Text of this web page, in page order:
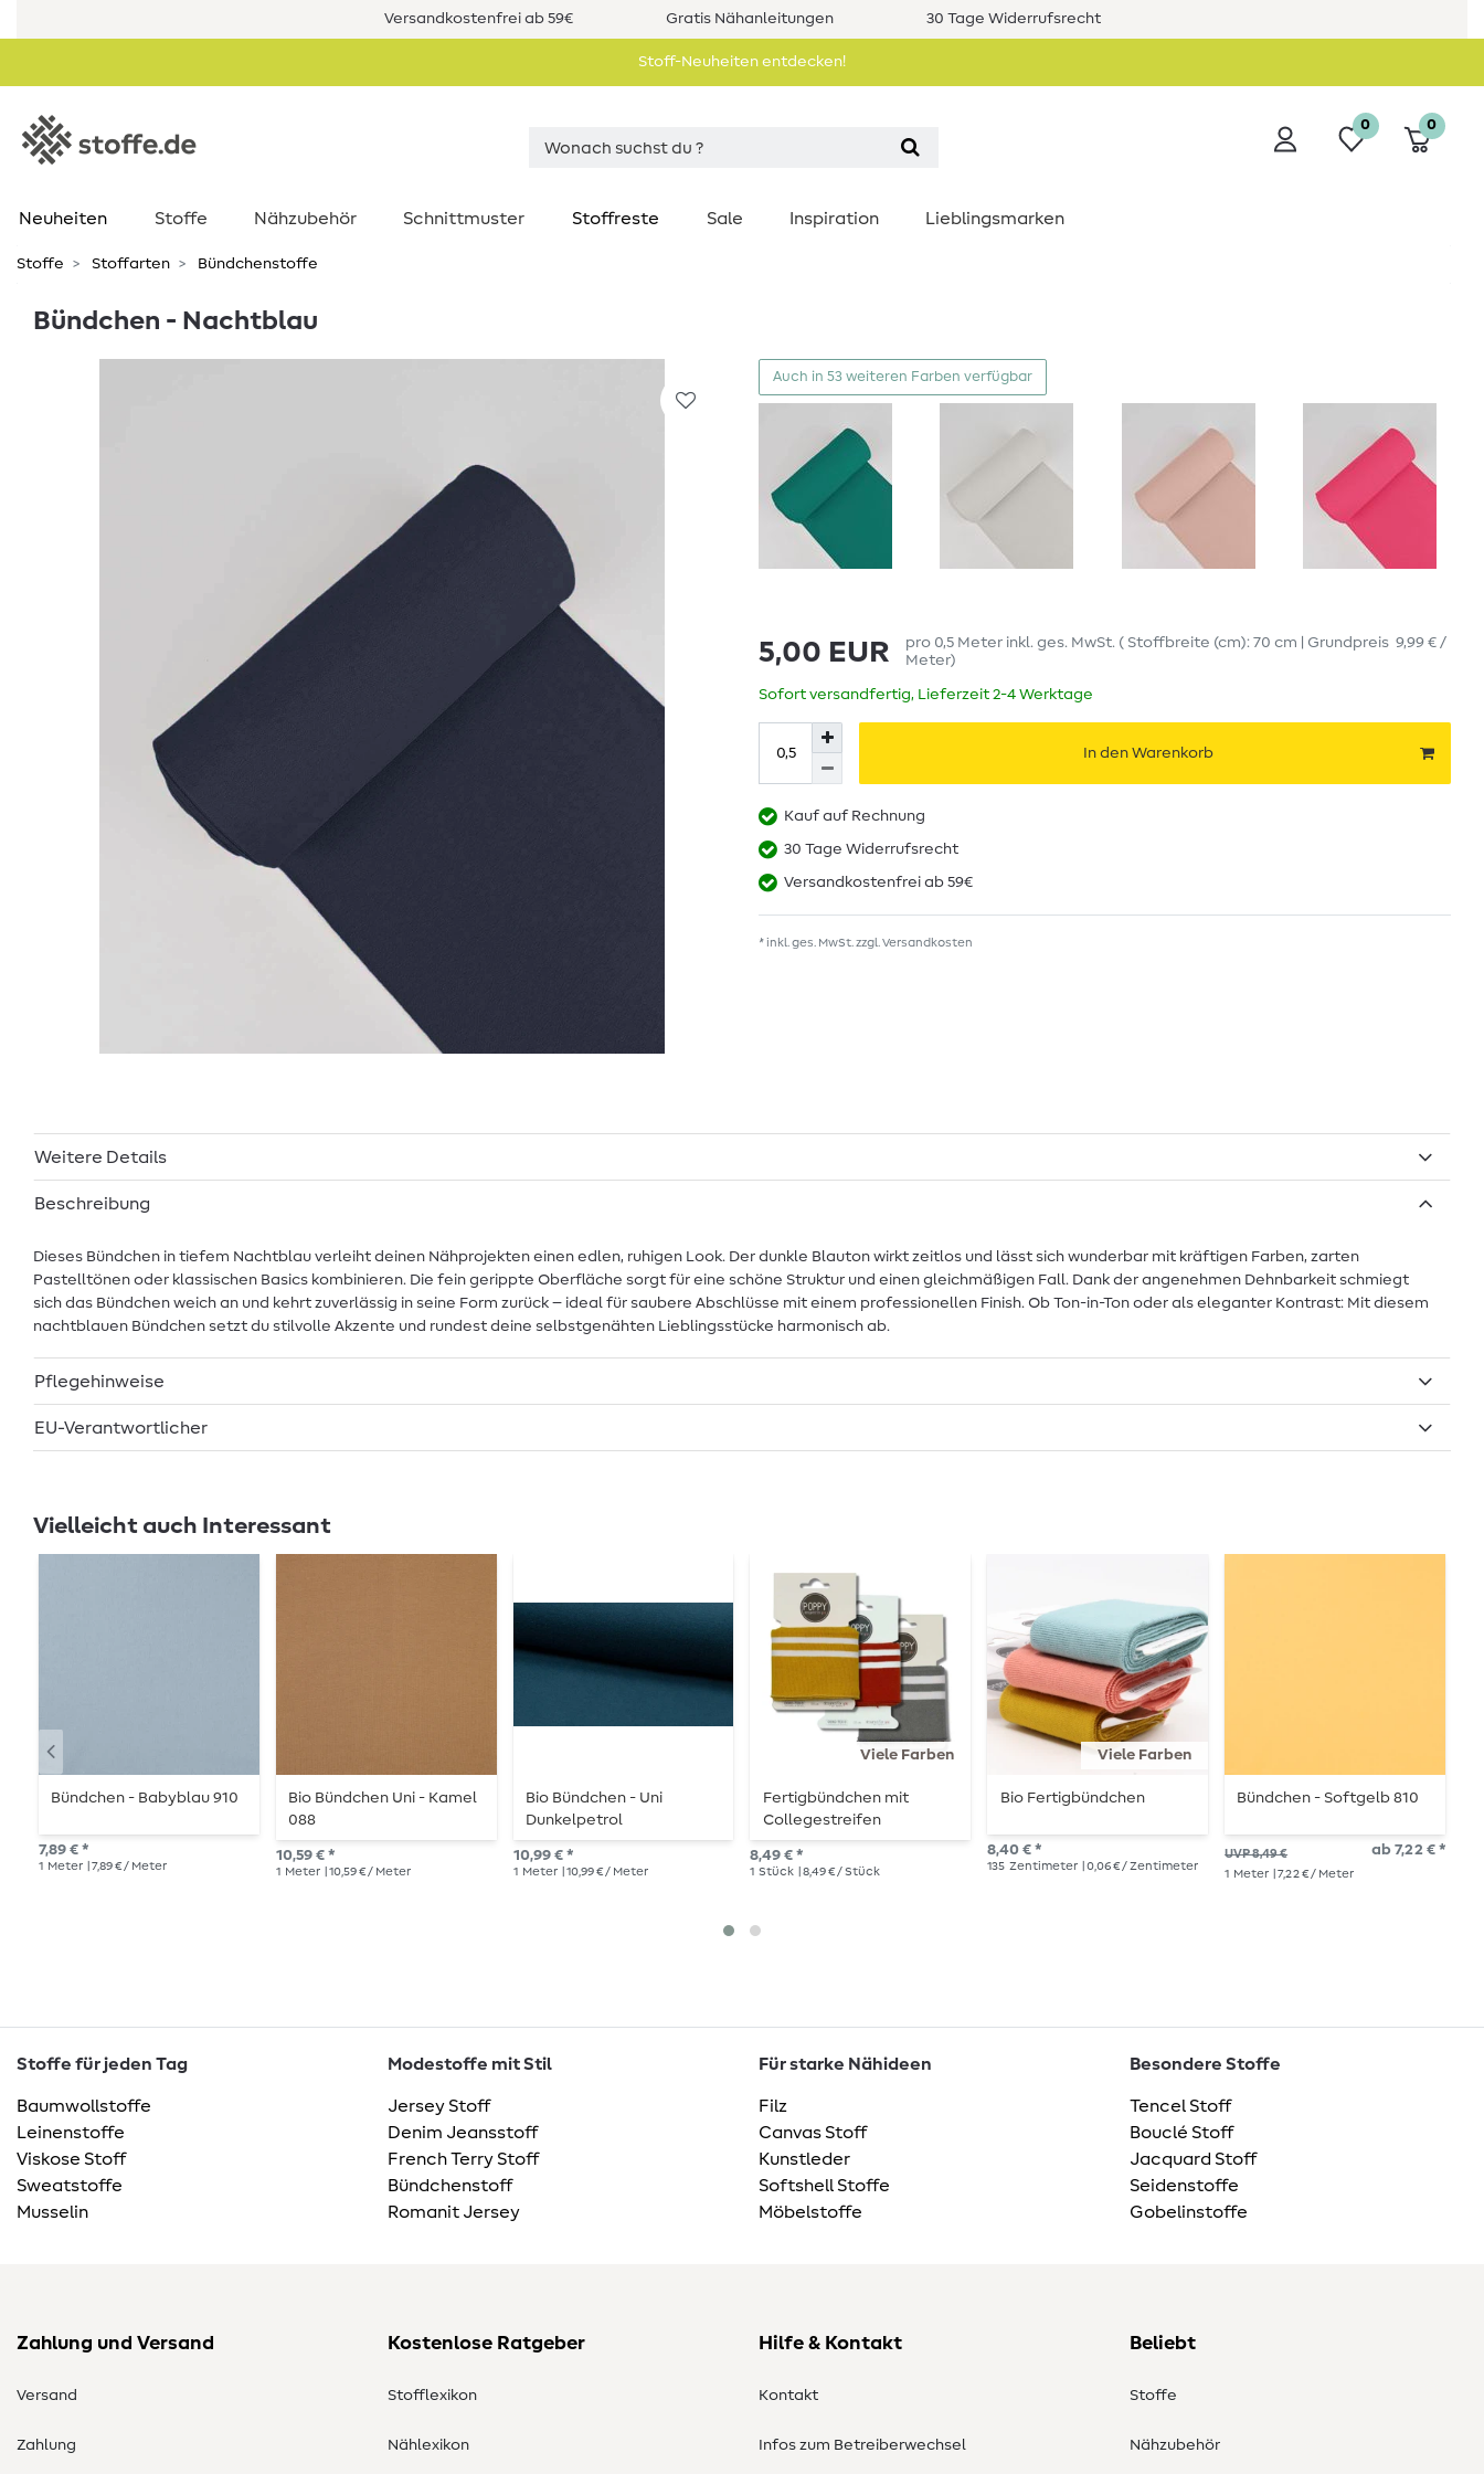
Versandkostenfrei ab 59€ Gratis Nähanleitungen 30 Tage Widerrufsrecht
Stoff-Neuheiten entdecken!
0 0
Neuheiten Stoffe Nähzubehör Schnittmuster Stoffreste Sale Inspiration Lieblingsmarken
Stoffe Stoffarten Bündchenstoffe
Bündchen - Nachtblau
Auch in 53 weiteren Farben verfügbar
5,00 EUR pro 0,5 Meter inkl. ges. MwSt. ( Stoffbreite (cm): 70 cm | Grundpreis 9,99 € /
Meter)
Sofort versandfertig, Lieferzeit 2-4 Werktage
In den Warenkorb
Kauf auf Rechnung
30 Tage Widerrufsrecht
Versandkostenfrei ab 59€
* inkl. ges. MwSt. zzgl. Versandkosten
Weitere Details
Beschreibung
Dieses Bündchen in tiefem Nachtblau verleiht deinen Nähprojekten einen edlen, ruhigen Look. Der dunkle Blauton wirkt zeitlos und lässt sich wunderbar mit kräftigen Farben, zarten
Pastelltönen oder klassischen Basics kombinieren. Die fein gerippte Oberfläche sorgt für eine schöne Struktur und einen gleichmäßigen Fall. Dank der angenehmen Dehnbarkeit schmiegt
sich das Bündchen weich an und kehrt zuverlässig in seine Form zurück – ideal für saubere Abschlüsse mit einem professionellen Finish. Ob Ton-in-Ton oder als eleganter Kontrast: Mit diesem
nachtblauen Bündchen setzt du stilvolle Akzente und rundest deine selbstgenähten Lieblingsstücke harmonisch ab.
Pflegehinweise
EU-Verantwortlicher
Vielleicht auch Interessant
Bündchen - Babyblau 910
7,89 € *
1 Meter | 7,89 € / Meter
Bio Bündchen Uni - Kamel
088
10,59 € *
1 Meter | 10,59 € / Meter
Bio Bündchen - Uni
Dunkelpetrol
10,99 € *
1 Meter | 10,99 € / Meter
Viele Farben
Fertigbündchen mit
Collegestreifen
8,49 € *
1 Stück | 8,49 € / Stück
Viele Farben
Bio Fertigbündchen
8,40 € *
135 Zentimeter | 0,06 € / Zentimeter
Bündchen - Softgelb 810
UVP 8,49 € ab 7,22 € *
1 Meter | 7,22 € / Meter
Stoffe für jeden Tag
Baumwollstoffe
Leinenstoffe
Viskose Stoff
Sweatstoffe
Musselin
Modestoffe mit Stil
Jersey Stoff
Denim Jeansstoff
French Terry Stoff
Bündchenstoff
Romanit Jersey
Für starke Nähideen
Filz
Canvas Stoff
Kunstleder
Softshell Stoffe
Möbelstoffe
Besondere Stoffe
Tencel Stoff
Bouclé Stoff
Jacquard Stoff
Seidenstoffe
Gobelinstoffe
Zahlung und Versand
Versand
Zahlung
Kostenlose Ratgeber
Stofflexikon
Nählexikon
Hilfe & Kontakt
Kontakt
Infos zum Betreiberwechsel
Beliebt
Stoffe
Nähzubehör